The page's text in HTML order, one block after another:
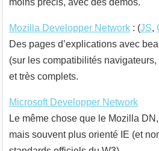
Mozilla Developper Network : (JS,
Des pages d’explications avec
(sur les compatibilités navigateurs,
et très complets.
Microsoft Developper Network
Le même chose que le Mozilla
mais souvent plus orienté IE (et